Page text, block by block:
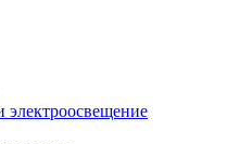
электроосвещение